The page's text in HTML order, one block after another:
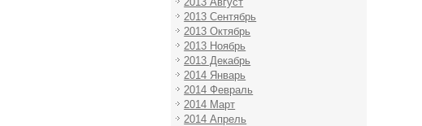
2013 Сентябрь
2013 Октябрь
2013 Ноябрь
2013 Декабрь
2014 Январь
2014 Февраль
2014 Март
2014 Апрель